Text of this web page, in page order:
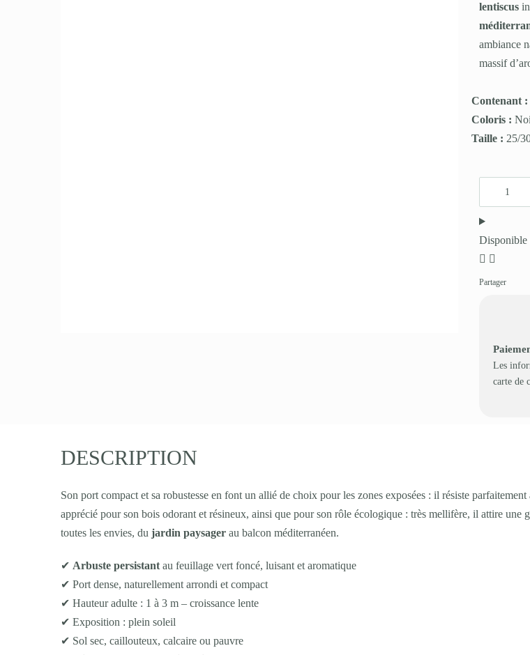
lentiscus
ambiance
massif
Contenant :
Coloris :
Taille : 25/
Disponible
Partager
Les
carte de
DESCRIPTION
Son port compact et sa robustesse en font un allié de choix pour les zones exposées : il résiste
apprécié pour son bois odorant et résineux, ainsi que pour son rôle écologique : très mellifère, il attire une
toutes les envies, du jardin paysager au balcon méditerranéen.
✔ Arbuste persistant au feuillage vert foncé, luisant et aromatique
✔ Port dense, naturellement arrondi et compact
✔ Hauteur adulte : 1 à 3 m – croissance lente
✔ Exposition : plein soleil
✔ Sol sec, caillouteux, calcaire ou pauvre